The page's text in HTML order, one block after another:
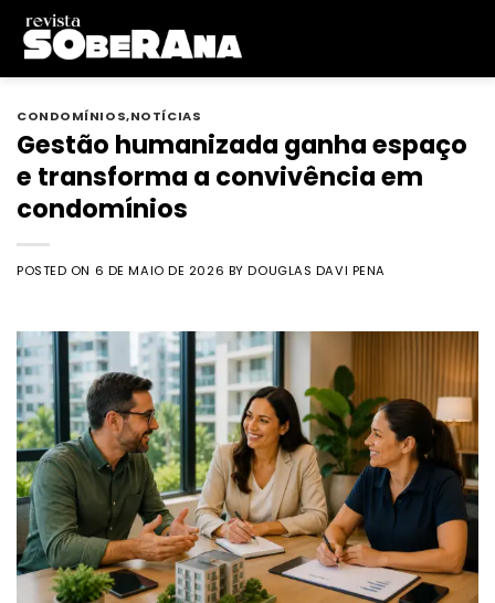
Skip
content
CONDOMÍNIOS,NOTÍCIAS
Gestão humanizada ganha espaço
e transforma a convivência em
condomínios
POSTED ON 6 DE MAIO DE 2026 BYDOUGLAS DAVI PENA